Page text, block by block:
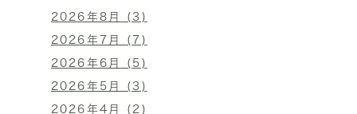
2026年8月 (3)
2026年7月 (7)
2026年6月 (5)
2026年5月 (3)
2026年4月 (2)